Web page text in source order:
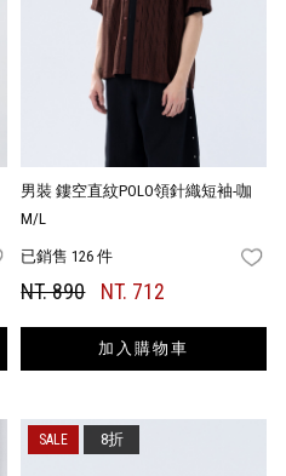
FAVORITES
男裝 鏤空直紋POLO領針織短袖-咖
M/L
已銷售 126 件
NT. 890 NT. 712
加入購物車
8折